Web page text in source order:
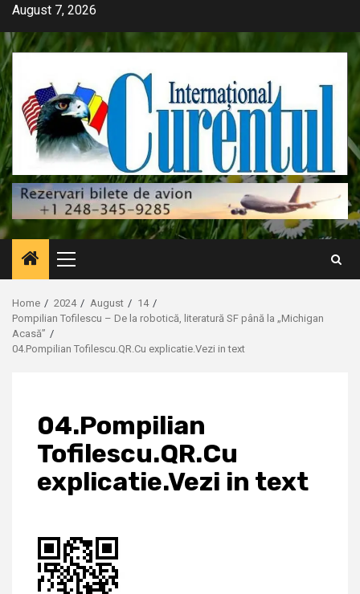
Skip
content
August 7, 2026
Primary
Menu
Home 2024 August
14
Pompilian Tofilescu – De la robotică, literatură SF până la „Michigan
Acasă”
04.Pompilian Tofilescu.QR.Cu explicatie.Vezi in text
04.Pompilian
Tofilescu.QR.Cu
explicatie.Vezi in text